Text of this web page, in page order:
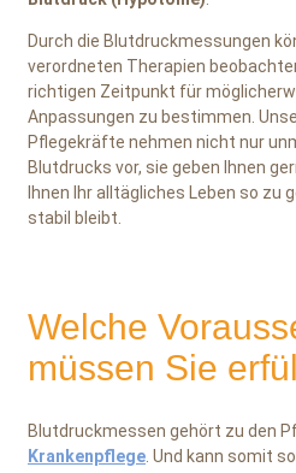
Durch die Blutdruckmessungen
verordneten Therapien
richtigen Zeitpunkt für
Anpassungen zu bestimmen.
Pflegekräfte nehmen nicht nur
Blutdrucks vor, sie geben Ihnen
Ihnen Ihr alltägliches Leben so zu
stabil bleibt.
Welche
müssen Sie
Blutdruckmessen gehört zu den
Krankenpflege. Und kann somit